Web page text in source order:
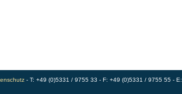
- T: +49 (0)5331 / 9755 33 - F: +49 (0)5331 / 9755 55 - E: